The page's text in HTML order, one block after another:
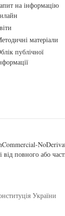
на інформацію
матеріали
публічної
від повного або
України